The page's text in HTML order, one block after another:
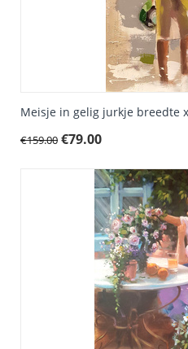
Meisje in gelig jurkje breedte
€159.00 €79.00